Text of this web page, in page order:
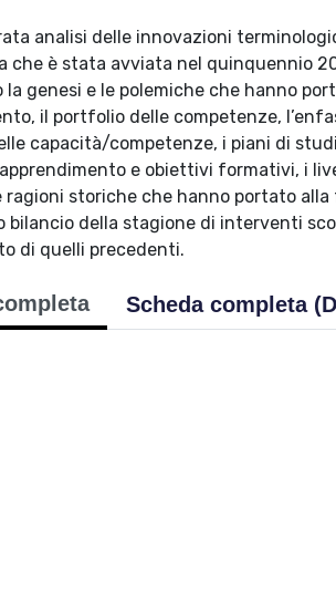
analisi delle innovazioni
che è stata avviata nel quinquennio
genesi e le polemiche che hanno
il portfolio delle competenze,
capacità/competenze, i piani di
e obiettivi formativi, i
ragioni storiche che hanno portato
della stagione di interventi
di quelli precedenti.
Scheda completa